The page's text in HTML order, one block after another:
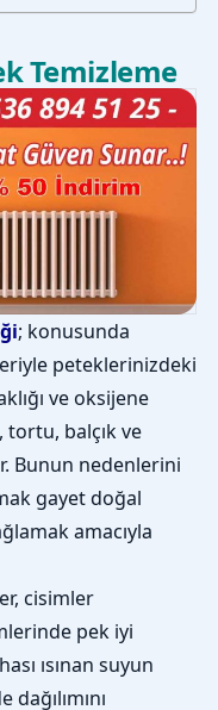
Temizleme
; konusunda
peteklerinizdeki
ve oksijene
balçık ve
Bunun nedenlerini
gayet doğal
amacıyla
cisimler
pek iyi
ısınan suyun